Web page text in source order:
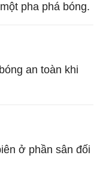
pha phá bóng.
an toàn khi
ở phần sân đối